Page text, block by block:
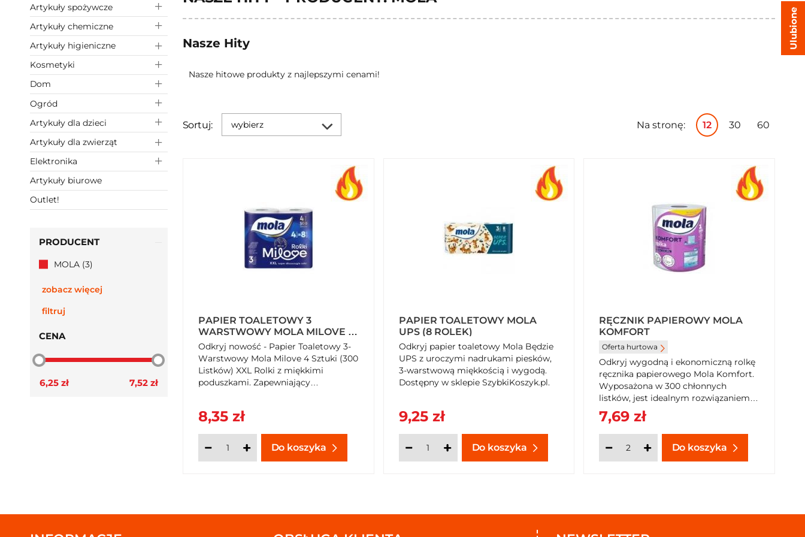
Artykuły spożywcze
Artykuły chemiczne
Artykuły higieniczne
Kosmetyki
Dom
Ogród
Artykuły dla dzieci
Artykuły dla zwierząt
Elektronika
Artykuły biurowe
Outlet!
PRODUCENT
MOLA (3)
zobacz więcej
filtruj
CENA
6,25 zł 7,52 zł
Nasze Hity
Nasze hitowe produkty z najlepszymi cenami!
Sortuj: wybierz Na stronę: 12 30 60
PAPIER TOALETOWY 3
WARSTWOWY MOLA MILOVE 4
SZTUKI (300 LISTKÓW)
Odkryj nowość - Papier Toaletowy 3-
Warstwowy Mola Milove 4 Sztuki (300
Listków) XXL Rolki z miękkimi
poduszkami. Zapewniający
rolek. Kup teraz na SzybkiKoszyk.pl!
8,35 zł
Do koszyka
PAPIER TOALETOWY MOLA
UPS (8 ROLEK)
Odkryj papier toaletowy Mola Będzie
UPS z uroczymi nadrukami piesków,
3-warstwową miękkością i wygodą.
Dostępny w sklepie SzybkiKoszyk.pl.
9,25 zł
Do koszyka
RĘCZNIK PAPIEROWY MOLA
KOMFORT
Oferta hurtowa
Odkryj wygodną i ekonomiczną rolkę
ręcznika papierowego Mola Komfort.
Wyposażona w 300 chłonnych
listków, jest idealnym rozwiązaniem
do szybkiego osuszania każdej
powierzchni. Kup teraz na
SzybkiKoszyk.pl!
7,69 zł
Do koszyka
Ulubione